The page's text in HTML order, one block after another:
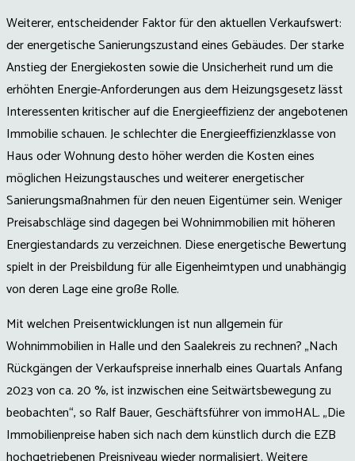
Weiterer, entscheidender Faktor für den aktuellen Verkaufswert:
der energetische Sanierungszustand eines Gebäudes. Der starke
Anstieg der Energiekosten sowie die Unsicherheit rund um die
erhöhten Energie-Anforderungen aus dem Heizungsgesetz lässt
Interessenten kritischer auf die Energieeffizienz der angebotenen
Immobilie schauen. Je schlechter die Energieeffizienzklasse von
Haus oder Wohnung desto höher werden die Kosten eines
möglichen Heizungstausches und weiterer energetischer
Sanierungsmaßnahmen für den neuen Eigentümer sein. Weniger
Preisabschläge sind dagegen bei Wohnimmobilien mit höheren
Energiestandards zu verzeichnen. Diese energetische Bewertung
spielt in der Preisbildung für alle Eigenheimtypen und unabhängig
von deren Lage eine große Rolle.
Mit welchen Preisentwicklungen ist nun allgemein für
Wohnimmobilien in Halle und den Saalekreis zu rechnen? „Nach
Rückgängen der Verkaufspreise innerhalb eines Quartals Anfang
2023 von ca. 20 %, ist inzwischen eine Seitwärtsbewegung zu
beobachten“, so Ralf Bauer, Geschäftsführer von immoHAL. „Die
Immobilienpreise haben sich nach dem künstlich durch die EZB